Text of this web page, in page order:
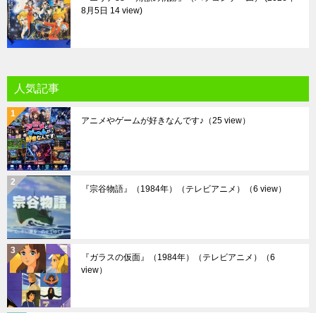
8月5日 14 view
人気記事
アニメやゲームが好きなんです♪ （25 view）
『宗谷物語』（1984年）（テレビアニメ） （6 view）
『ガラスの仮面』（1984年）（テレビアニメ）
（6
view）